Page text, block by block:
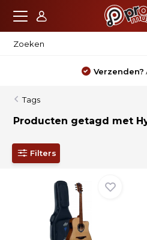
Verzenden?
Tags
Producten getagd met
Filters